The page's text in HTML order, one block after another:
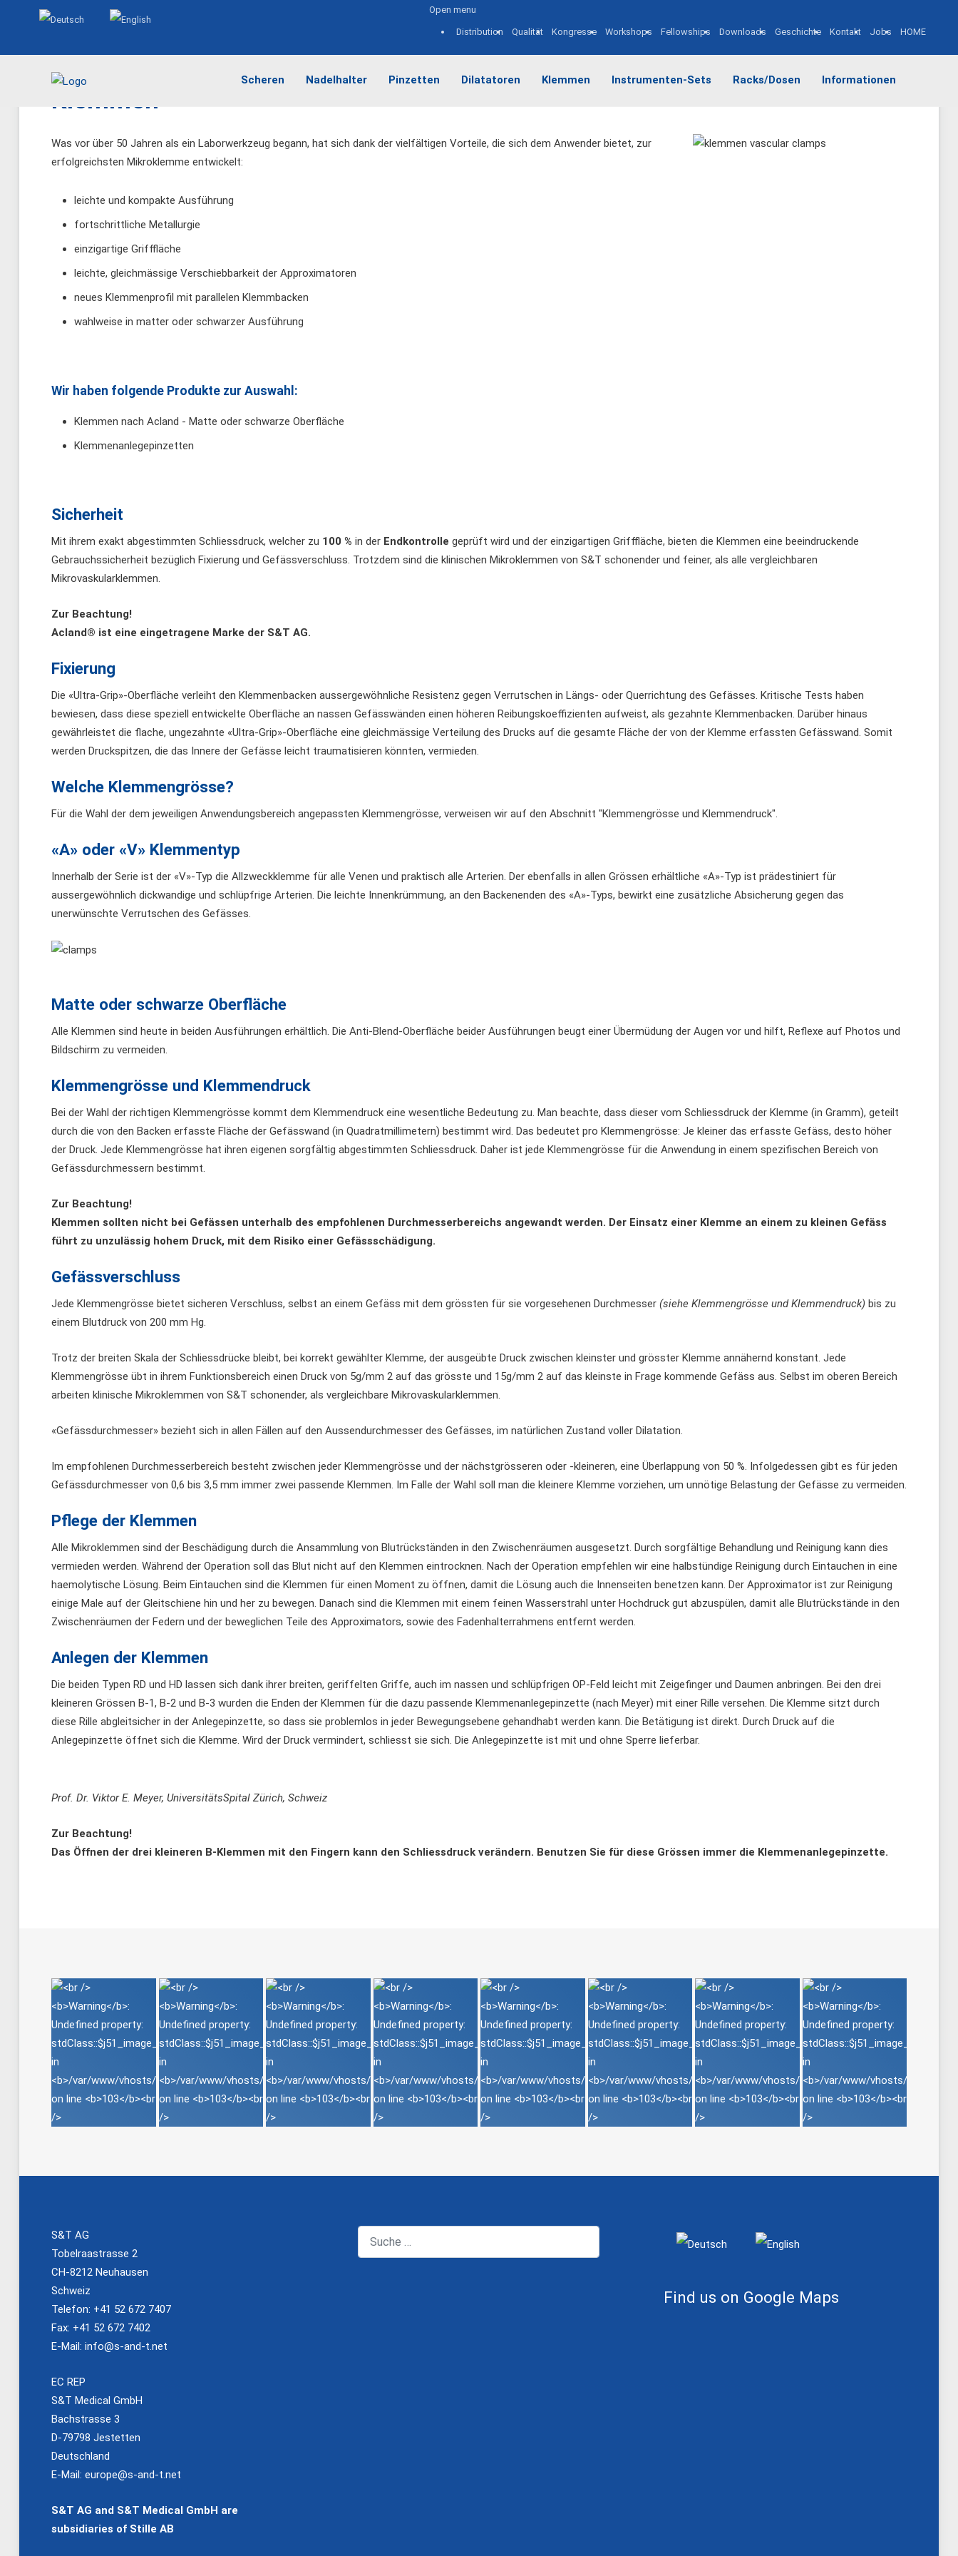
Sprache auswählen Open menu
Distribution Qualität Kongresse Workshops Fellowships Downloads Geschichte Kontakt Jobs HOME
Scheren Nadelhalter Pinzetten Dilatatoren Klemmen Instrumenten-Sets Racks/Dosen Informationen
Klemmen
Was vor über 50 Jahren als ein Laborwerkzeug begann, hat sich dank der vielfältigen Vorteile, die sich dem Anwender bietet, zur
erfolgreichsten Mikroklemme entwickelt:
leichte und kompakte Ausführung
fortschrittliche Metallurgie
einzigartige Grifffläche
leichte, gleichmässige Verschiebbarkeit der Approximatoren
neues Klemmenprofil mit parallelen Klemmbacken
wahlweise in matter oder schwarzer Ausführung
Wir haben folgende Produkte zur Auswahl:
Klemmen nach Acland - Matte oder schwarze Oberfläche
Klemmenanlegepinzetten
Sicherheit
Mit ihrem exakt abgestimmten Schliessdruck, welcher zu 100 % in der Endkontrolle geprüft wird und der einzigartigen Grifffläche, bieten die Klemmen eine beeindruckende
Gebrauchssicherheit bezüglich Fixierung und Gefässverschluss. Trotzdem sind die klinischen Mikroklemmen von S&T schonender und feiner, als alle vergleichbaren
Mikrovaskularklemmen.
Zur Beachtung!
Acland® ist eine eingetragene Marke der S&T AG.
Fixierung
Die «Ultra-Grip»-Oberfläche verleiht den Klemmenbacken aussergewöhnliche Resistenz gegen Verrutschen in Längs- oder Querrichtung des Gefässes. Kritische Tests haben
bewiesen, dass diese speziell entwickelte Oberfläche an nassen Gefässwänden einen höheren Reibungskoeffizienten aufweist, als gezahnte Klemmenbacken. Darüber hinaus
gewährleistet die flache, ungezahnte «Ultra-Grip»-Oberfläche eine gleichmässige Verteilung des Drucks auf die gesamte Fläche der von der Klemme erfassten Gefässwand. Somit
werden Druckspitzen, die das Innere der Gefässe leicht traumatisieren könnten, vermieden.
Welche Klemmengrösse?
Für die Wahl der dem jeweiligen Anwendungsbereich angepassten Klemmengrösse, verweisen wir auf den Abschnitt "Klemmengrösse und Klemmendruck".
«A» oder «V» Klemmentyp
Innerhalb der Serie ist der «V»-Typ die Allzweckklemme für alle Venen und praktisch alle Arterien. Der ebenfalls in allen Grössen erhältliche «A»-Typ ist prädestiniert für
aussergewöhnlich dickwandige und schlüpfrige Arterien. Die leichte Innenkrümmung, an den Backenenden des «A»-Typs, bewirkt eine zusätzliche Absicherung gegen das
unerwünschte Verrutschen des Gefässes.
Matte oder schwarze Oberfläche
Alle Klemmen sind heute in beiden Ausführungen erhältlich. Die Anti-Blend-Oberfläche beider Ausführungen beugt einer Übermüdung der Augen vor und hilft, Reflexe auf Photos und
Bildschirm zu vermeiden.
Klemmengrösse und Klemmendruck
Bei der Wahl der richtigen Klemmengrösse kommt dem Klemmendruck eine wesentliche Bedeutung zu. Man beachte, dass dieser vom Schliessdruck der Klemme (in Gramm), geteilt
durch die von den Backen erfasste Fläche der Gefässwand (in Quadratmillimetern) bestimmt wird. Das bedeutet pro Klemmengrösse: Je kleiner das erfasste Gefäss, desto höher
der Druck. Jede Klemmengrösse hat ihren eigenen sorgfältig abgestimmten Schliessdruck. Daher ist jede Klemmengrösse für die Anwendung in einem spezifischen Bereich von
Gefässdurchmessern bestimmt.
Zur Beachtung!
Klemmen sollten nicht bei Gefässen unterhalb des empfohlenen Durchmesserbereichs angewandt werden. Der Einsatz einer Klemme an einem zu kleinen Gefäss
führt zu unzulässig hohem Druck, mit dem Risiko einer Gefässschädigung.
Gefässverschluss
Jede Klemmengrösse bietet sicheren Verschluss, selbst an einem Gefäss mit dem grössten für sie vorgesehenen Durchmesser (siehe Klemmengrösse und Klemmendruck) bis zu
einem Blutdruck von 200 mm Hg.
Trotz der breiten Skala der Schliessdrücke bleibt, bei korrekt gewählter Klemme, der ausgeübte Druck zwischen kleinster und grösster Klemme annähernd konstant. Jede
Klemmengrösse übt in ihrem Funktionsbereich einen Druck von 5g/mm 2 auf das grösste und 15g/mm 2 auf das kleinste in Frage kommende Gefäss aus. Selbst im oberen Bereich
arbeiten klinische Mikroklemmen von S&T schonender, als vergleichbare Mikrovaskularklemmen.
«Gefässdurchmesser» bezieht sich in allen Fällen auf den Aussendurchmesser des Gefässes, im natürlichen Zustand voller Dilatation.
Im empfohlenen Durchmesserbereich besteht zwischen jeder Klemmengrösse und der nächstgrösseren oder -kleineren, eine Überlappung von 50 %. Infolgedessen gibt es für jeden
Gefässdurchmesser von 0,6 bis 3,5 mm immer zwei passende Klemmen. Im Falle der Wahl soll man die kleinere Klemme vorziehen, um unnötige Belastung der Gefässe zu vermeiden.
Pflege der Klemmen
Alle Mikroklemmen sind der Beschädigung durch die Ansammlung von Blutrückständen in den Zwischenräumen ausgesetzt. Durch sorgfältige Behandlung und Reinigung kann dies
vermieden werden. Während der Operation soll das Blut nicht auf den Klemmen eintrocknen. Nach der Operation empfehlen wir eine halbstündige Reinigung durch Eintauchen in eine
haemolytische Lösung. Beim Eintauchen sind die Klemmen für einen Moment zu öffnen, damit die Lösung auch die Innenseiten benetzen kann. Der Approximator ist zur Reinigung
einige Male auf der Gleitschiene hin und her zu bewegen. Danach sind die Klemmen mit einem feinen Wasserstrahl unter Hochdruck gut abzuspülen, damit alle Blutrückstände in den
Zwischenräumen der Federn und der beweglichen Teile des Approximators, sowie des Fadenhalterrahmens entfernt werden.
Anlegen der Klemmen
Die beiden Typen RD und HD lassen sich dank ihrer breiten, geriffelten Griffe, auch im nassen und schlüpfrigen OP-Feld leicht mit Zeigefinger und Daumen anbringen. Bei den drei
kleineren Grössen B-1, B-2 und B-3 wurden die Enden der Klemmen für die dazu passende Klemmenanlegepinzette (nach Meyer) mit einer Rille versehen. Die Klemme sitzt durch
diese Rille abgleitsicher in der Anlegepinzette, so dass sie problemlos in jeder Bewegungsebene gehandhabt werden kann. Die Betätigung ist direkt. Durch Druck auf die
Anlegepinzette öffnet sich die Klemme. Wird der Druck vermindert, schliesst sie sich. Die Anlegepinzette ist mit und ohne Sperre lieferbar.
Prof. Dr. Viktor E. Meyer, UniversitätsSpital Zürich, Schweiz
Zur Beachtung!
Das Öffnen der drei kleineren B-Klemmen mit den Fingern kann den Schliessdruck verändern. Benutzen Sie für diese Grössen immer die Klemmenanlegepinzette.
S&T AG
Tobelraastrasse 2
CH-8212 Neuhausen
Schweiz
Telefon: +41 52 672 7407
Fax: +41 52 672 7402
E-Mail: info@s-and-t.net
EC REP
S&T Medical GmbH
Bachstrasse 3
D-79798 Jestetten
Deutschland
E-Mail: europe@s-and-t.net
S&T AG and S&T Medical GmbH are
subsidiaries of Stille AB
Suchen Sprache auswählen
Find us on Google Maps